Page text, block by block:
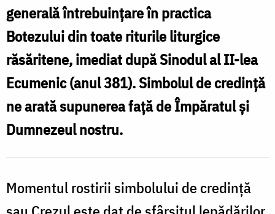
Nechifor
generală întrebuințare în practica
Botezului din toate riturile liturgice
răsăritene, imediat după Sinodul al II-lea
Ecumenic (anul 381). Simbolul de credință
ne arată supunerea față de Împăratul și
Dumnezeul nostru.
Momentul rostirii simbolului de credință